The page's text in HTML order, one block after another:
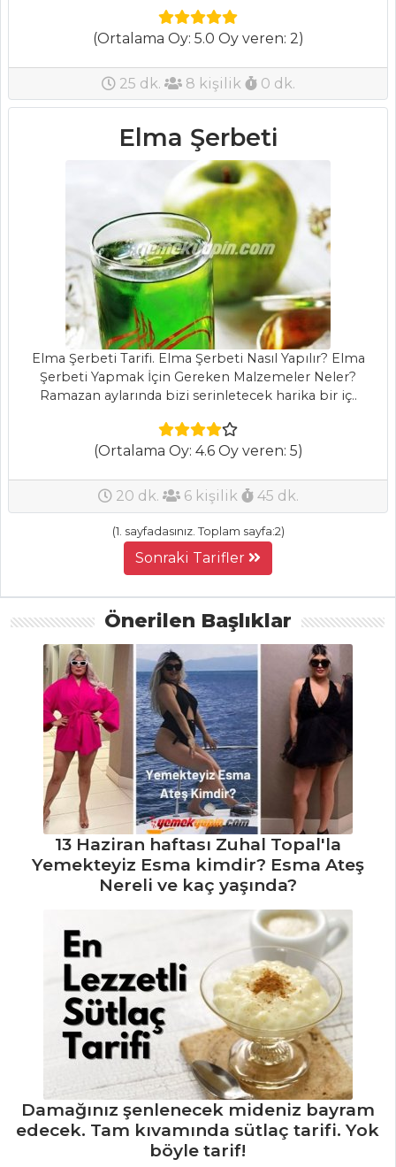
LİMON KREMALI
TART
ETLİ VE
MERCİMEKLİ
KÖZLENMİŞ
SUCUKLU TART
Hamur İşleri Tüm
Tarifleri
MEZELER
Barbunya Pilaki
Çerkez Tavuğu
KEREVİZ SOSLU
Mezeler Tüm
Tarifleri
SEBZE
YEMEKLERI
Ispanaklı Patates
Peynirli Ispanak
Köftesi
Izgara Kabak
Sebze Yemekleri
Tüm Tarifleri
ÇORBALAR
Domates Çorbası
Biftekli Ve
Buğdaylı Çorba
Çorbalar Tüm
Tarifleri
BALIK
YEMEKLERI
Asma Yaprağında
(Ortalama Oy: 5.0 Oy veren: 2)
25 dk. 8 kişilik 0 dk.
Elma Şerbeti
Elma Şerbeti Tarifi. Elma Şerbeti Nasıl Yapılır? Elma
Şerbeti Yapmak İçin Gereken Malzemeler Neler?
Ramazan aylarında bizi serinletecek harika bir iç..
(Ortalama Oy: 4.6 Oy veren: 5)
20 dk. 6 kişilik 45 dk.
(1. sayfadasınız. Toplam sayfa:2)
Sonraki Tarifler
Önerilen Başlıklar
13 Haziran haftası Zuhal Topal'la
Yemekteyiz Esma kimdir? Esma Ateş
Nereli ve kaç yaşında?
Damağınız şenlenecek mideniz bayram
edecek. Tam kıvamında sütlaç tarifi. Yok
böyle tarif!